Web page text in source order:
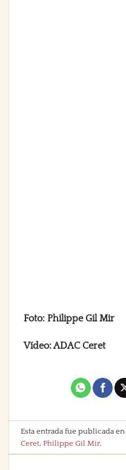
Foto: Philippe Gil Mir
Vídeo: ADAC Ceret
Esta entrada fue publicada en
Ceret,Philippe Gil Mir